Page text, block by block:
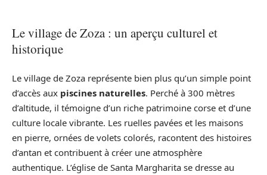
Le village de Zoza : un aperçu culturel et
historique
Le village de Zoza représente bien plus qu’un simple point
d’accès aux piscines naturelles. Perché à 300 mètres
d’altitude, il témoigne d’un riche patrimoine corse et d’une
culture locale vibrante. Les ruelles pavées et les maisons
en pierre, ornées de volets colorés, racontent des histoires
d’antan et contribuent à créer une atmosphère
authentique. L’église de Santa Margharita se dresse au